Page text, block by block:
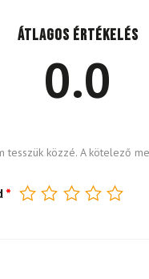
Átlagos értékelés
0.0
tesszük közzé. A kötelező
*